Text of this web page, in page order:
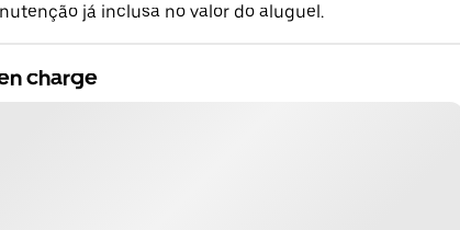
já inclusa no valor do aluguel.
charge